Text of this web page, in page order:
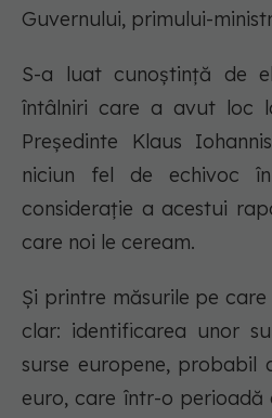
Guvernului, primului-
S-a luat cunoștință de
întâlniri care a avut loc
Președinte Klaus
niciun fel de echivoc
considerație a acestui
care noi le ceream.
Și printre măsurile pe
clar: identificarea unor
surse europene, probabil
euro, care într-o perioadă